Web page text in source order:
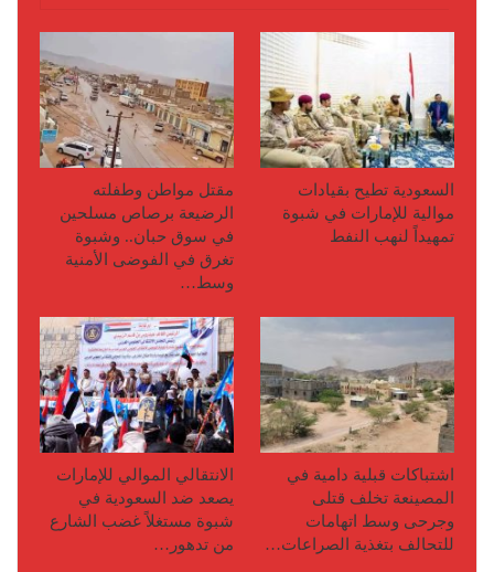
السعودية تطيح بقيادات
موالية للإمارات في شبوة
تمهيداً لنهب النفط
مقتل مواطن وطفلته
الرضيعة برصاص مسلحين
في سوق حبان.. وشبوة
تغرق في الفوضى الأمنية
وسط…
اشتباكات قبلية دامية في
المصينعة تخلف قتلى
وجرحى وسط اتهامات
للتحالف بتغذية الصراعات…
الانتقالي الموالي للإمارات
يصعد ضد السعودية في
شبوة مستغلاً غضب الشارع
من تدهور…